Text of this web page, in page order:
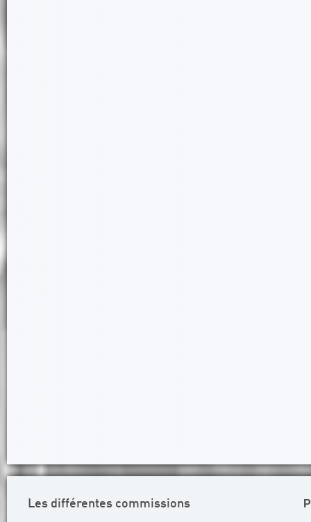
Les différentes commissions